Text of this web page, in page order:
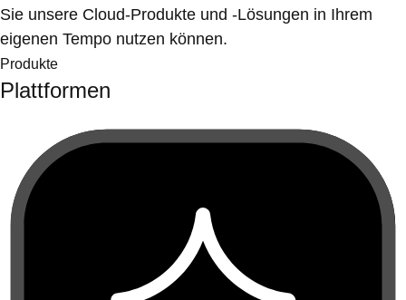
Sie unsere Cloud-Produkte und -Lösungen in Ihrem
eigenen Tempo nutzen können.
Produkte
Plattformen